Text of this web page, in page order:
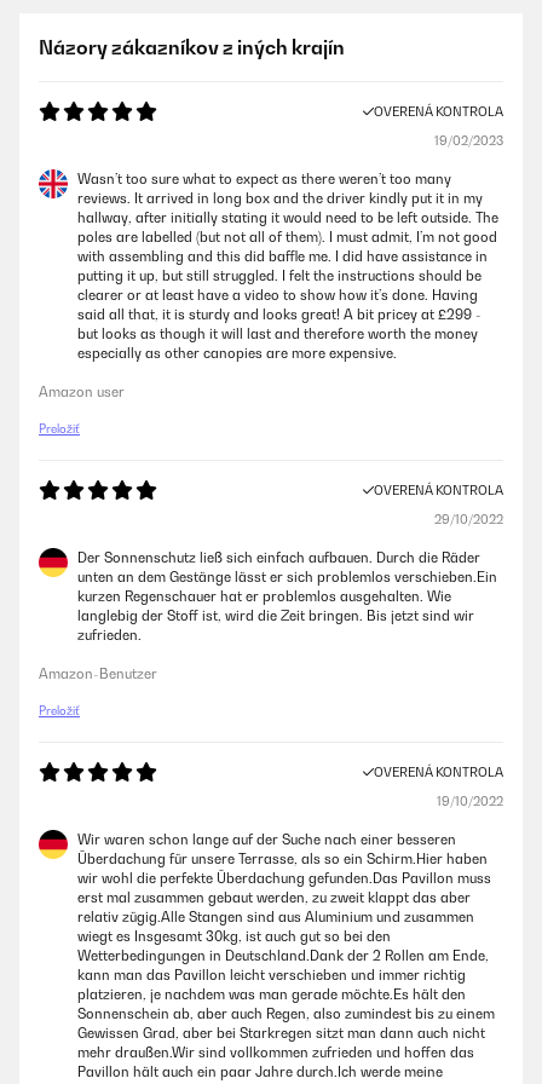
Názory zákazníkov z iných krajín
OVERENÁ KONTROLA
19/02/2023
Wasn’t too sure what to expect as there weren’t too many
reviews. It arrived in long box and the driver kindly put it in my
hallway, after initially stating it would need to be left outside. The
poles are labelled (but not all of them). I must admit, I’m not good
with assembling and this did baffle me. I did have assistance in
putting it up, but still struggled. I felt the instructions should be
clearer or at least have a video to show how it’s done. Having
said all that, it is sturdy and looks great! A bit pricey at £299 -
but looks as though it will last and therefore worth the money
especially as other canopies are more expensive.
Amazon user
Preložiť
OVERENÁ KONTROLA
29/10/2022
Der Sonnenschutz ließ sich einfach aufbauen. Durch die Räder
unten an dem Gestänge lässt er sich problemlos verschieben.Ein
kurzen Regenschauer hat er problemlos ausgehalten. Wie
langlebig der Stoff ist, wird die Zeit bringen. Bis jetzt sind wir
zufrieden.
Amazon-Benutzer
Preložiť
OVERENÁ KONTROLA
19/10/2022
Wir waren schon lange auf der Suche nach einer besseren
Überdachung für unsere Terrasse, als so ein Schirm.Hier haben
wir wohl die perfekte Überdachung gefunden.Das Pavillon muss
erst mal zusammen gebaut werden, zu zweit klappt das aber
relativ zügig.Alle Stangen sind aus Aluminium und zusammen
wiegt es Insgesamt 30kg, ist auch gut so bei den
Wetterbedingungen in Deutschland.Dank der 2 Rollen am Ende,
kann man das Pavillon leicht verschieben und immer richtig
platzieren, je nachdem was man gerade möchte.Es hält den
Sonnenschein ab, aber auch Regen, also zumindest bis zu einem
Gewissen Grad, aber bei Starkregen sitzt man dann auch nicht
mehr draußen.Wir sind vollkommen zufrieden und hoffen das
Pavillon hält auch ein paar Jahre durch.Ich werde meine